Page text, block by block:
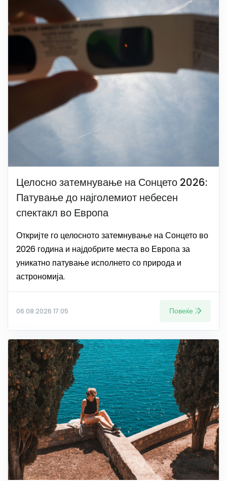
Целосно затемнување на Сонцето 2026:
Патување до најголемиот небесен
спектакл во Европа
Откријте го целосното затемнување на Сонцето во
2026 година и најдобрите места во Европа за
уникатно патување исполнето со природа и
астрономија.
06.08.2026 17:05 Повеќе